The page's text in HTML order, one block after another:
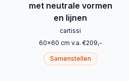
met neutrale vormen
en lijnen
cartissi
60x60 cm v.a. €209,-
Samenstellen